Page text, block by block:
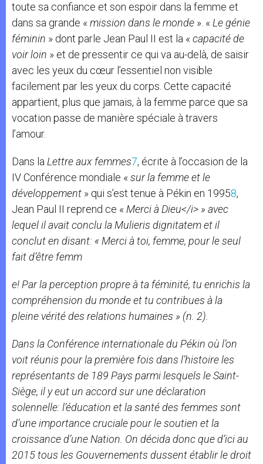
toute sa confiance et son espoir dans la femme et
dans sa grande « mission dans le monde ». « Le génie
féminin » dont parle Jean Paul II est la « capacité de
voir loin » et de pressentir ce qui va au-delà, de saisir
avec les yeux du cœur l’essentiel non visible
facilement par les yeux du corps. Cette capacité
appartient, plus que jamais, à la femme parce que sa
vocation passe de manière spéciale à travers
l’amour.
Dans la Lettre aux femmes7, écrite à l’occasion de la
IV Conférence mondiale « sur la femme et le
développement » qui s’est tenue à Pékin en 19958,
Jean Paul II reprend ce « Merci à Dieu</i> » avec
lequel il avait conclu la Mulieris dignitatemet il
conclut en disant: « Merci à toi, femme, pour le seul
fait d’être femm
e! Par la perception propre à ta féminité, tu enrichis la
compréhension du monde et tu contribues à la
pleine vérité des relations humaines » (n. 2).
Dans la Conférence internationale du Pékin où l’on
voit réunis pour la première fois dans l’histoire les
représentants de 189 Pays parmi lesquels le Saint-
Siège, il y eut un accord sur une déclaration
solennelle: l’éducation et la santé des femmes sont
d’une importance cruciale pour le soutien et la
croissance d’une Nation. On décidadonc que d’ici au
2015 tous les Gouvernements dussent établir le droit